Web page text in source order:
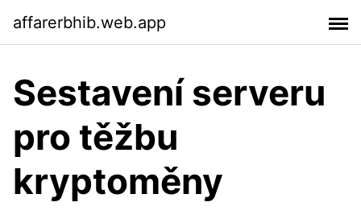
affarerbhib.web.app
Sestavení serveru
pro těžbu
kryptoměny